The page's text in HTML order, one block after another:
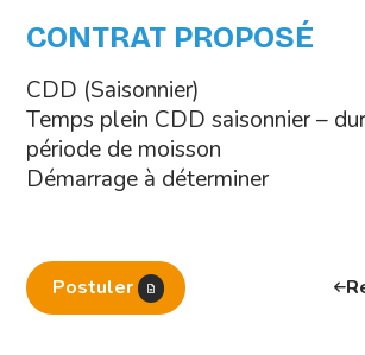
CONTRAT PROPOSÉ
CDD (Saisonnier)
Temps plein CDD saisonnier –
période de moisson
Démarrage à déterminer
Postuler